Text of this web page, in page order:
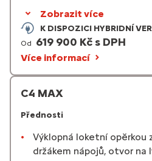
Zobrazit více
K DISPOZICI HYBRIDNÍ
Od 619 900 Kč s DPH
Více informací
C4 MAX
Přednosti
Výklopná loketní opěrkou
držákem nápojů, otvor na